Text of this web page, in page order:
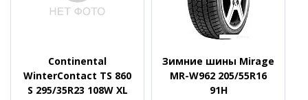
Continental
WinterContact TS 860
S 295/35R23 108W XL
Зимние шины Mirage
MR-W962 205/55R16
91H